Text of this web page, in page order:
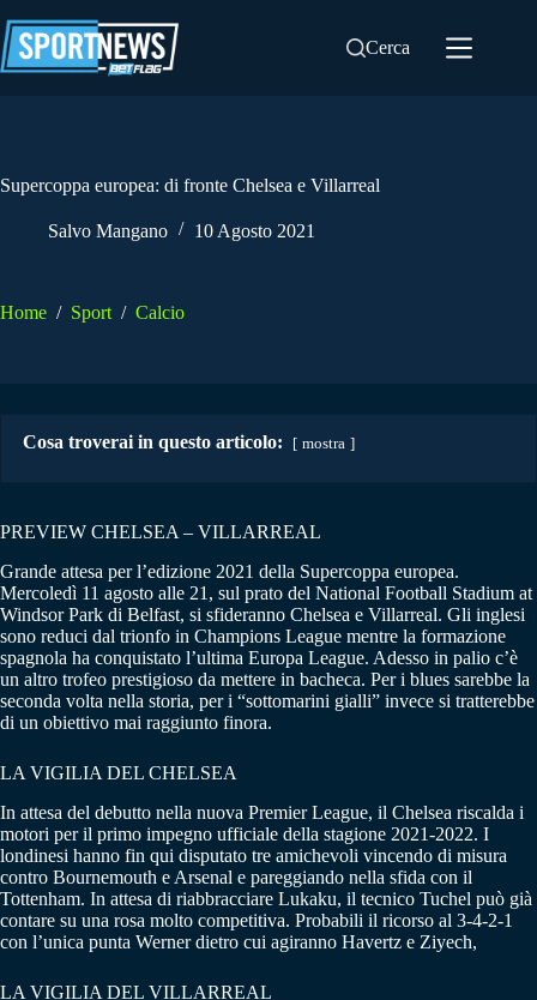
al
contenuto
Cerca
Supercoppa europea: di fronte Chelsea e Villarreal
Salvo Mangano 10 Agosto 2021
Home / Sport / Calcio
Cosa troverai in questo articolo: mostra
PREVIEW CHELSEA – VILLARREAL
Grande attesa per l’edizione 2021 della Supercoppa europea.
Mercoledì 11 agosto alle 21, sul prato del National Football Stadium at
Windsor Park di Belfast, si sfideranno Chelsea e Villarreal. Gli inglesi
sono reduci dal trionfo in Champions League mentre la formazione
spagnola ha conquistato l’ultima Europa League. Adesso in palio c’è
un altro trofeo prestigioso da mettere in bacheca. Per i blues sarebbe la
seconda volta nella storia, per i “sottomarini gialli” invece si tratterebbe
di un obiettivo mai raggiunto finora.
LA VIGILIA DEL CHELSEA
In attesa del debutto nella nuova Premier League, il Chelsea riscalda i
motori per il primo impegno ufficiale della stagione 2021-2022. I
londinesi hanno fin qui disputato tre amichevoli vincendo di misura
contro Bournemouth e Arsenal e pareggiando nella sfida con il
Tottenham. In attesa di riabbracciare Lukaku, il tecnico Tuchel può già
contare su una rosa molto competitiva. Probabili il ricorso al 3-4-2-1
con l’unica punta Werner dietro cui agiranno Havertz e Ziyech,
LA VIGILIA DEL VILLARREAL